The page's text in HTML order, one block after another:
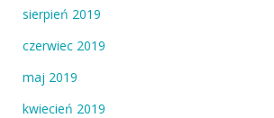
sierpień 2019
czerwiec 2019
maj 2019
kwiecień 2019